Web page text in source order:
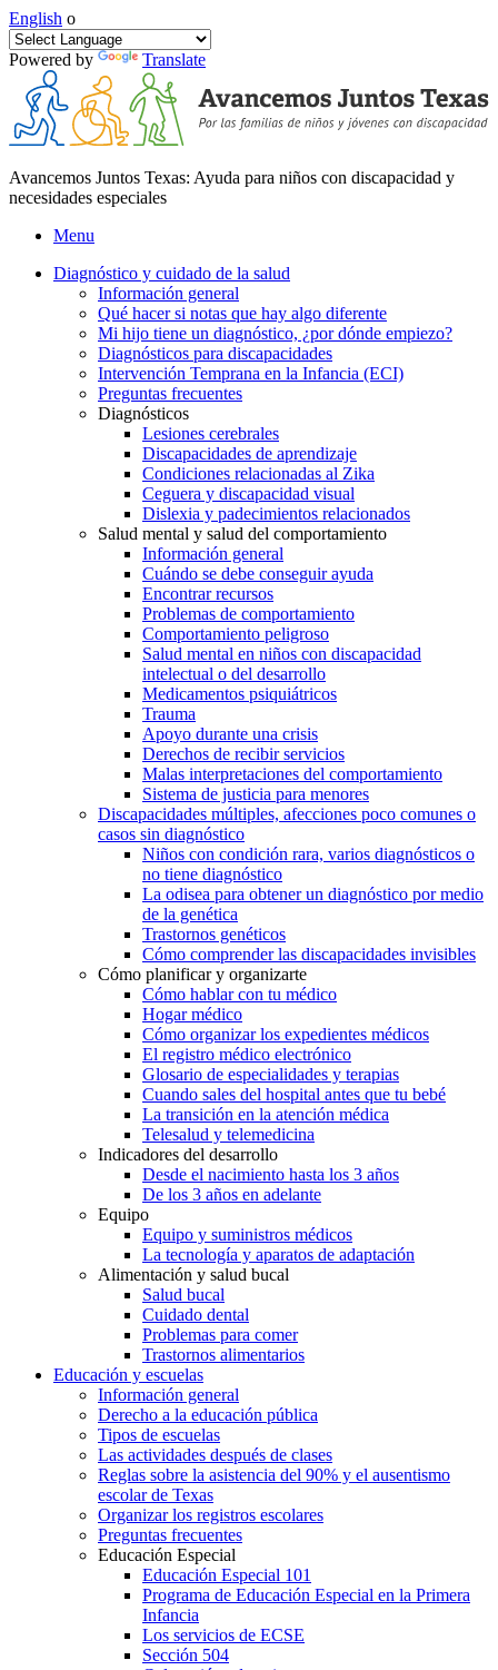
English o
Powered by Translate
Avancemos Juntos Texas: Ayuda para niños con discapacidad y
necesidades especiales
Menu
Diagnóstico y cuidado de la salud
Información general
Qué hacer si notas que hay algo diferente
Mi hijo tiene un diagnóstico, ¿por dónde empiezo?
Diagnósticos para discapacidades
Intervención Temprana en la Infancia (ECI)
Preguntas frecuentes
Diagnósticos
Lesiones cerebrales
Discapacidades de aprendizaje
Condiciones relacionadas al Zika
Ceguera y discapacidad visual
Dislexia y padecimientos relacionados
Salud mental y salud del comportamiento
Información general
Cuándo se debe conseguir ayuda
Encontrar recursos
Problemas de comportamiento
Comportamiento peligroso
Salud mental en niños con discapacidad
intelectual o del desarrollo
Medicamentos psiquiátricos
Trauma
Apoyo durante una crisis
Derechos de recibir servicios
Malas interpretaciones del comportamiento
Sistema de justicia para menores
Discapacidades múltiples, afecciones poco comunes o
casos sin diagnóstico
Niños con condición rara, varios diagnósticos o
no tiene diagnóstico
La odisea para obtener un diagnóstico por medio
de la genética
Trastornos genéticos
Cómo comprender las discapacidades invisibles
Cómo planificar y organizarte
Cómo hablar con tu médico
Hogar médico
Cómo organizar los expedientes médicos
El registro médico electrónico
Glosario de especialidades y terapias
Cuando sales del hospital antes que tu bebé
La transición en la atención médica
Telesalud y telemedicina
Indicadores del desarrollo
Desde el nacimiento hasta los 3 años
De los 3 años en adelante
Equipo
Equipo y suministros médicos
La tecnología y aparatos de adaptación
Alimentación y salud bucal
Salud bucal
Cuidado dental
Problemas para comer
Trastornos alimentarios
Educación y escuelas
Información general
Derecho a la educación pública
Tipos de escuelas
Las actividades después de clases
Reglas sobre la asistencia del 90% y el ausentismo
escolar de Texas
Organizar los registros escolares
Preguntas frecuentes
Educación Especial
Educación Especial 101
Programa de Educación Especial en la Primera
Infancia
Los servicios de ECSE
Sección 504